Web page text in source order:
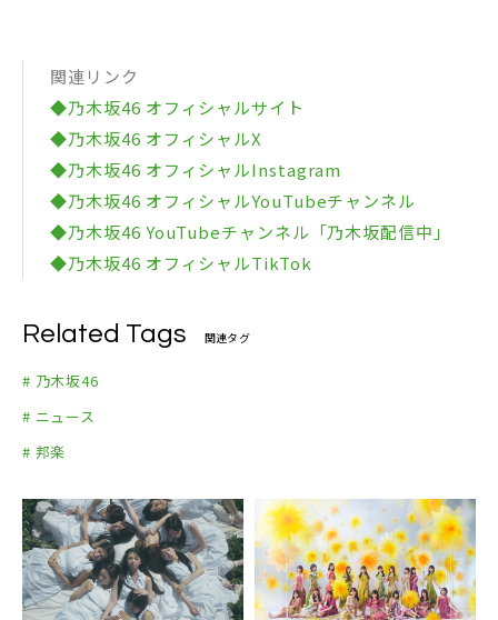
関連リンク
◆乃木坂46 オフィシャルサイト
◆乃木坂46 オフィシャルX
◆乃木坂46 オフィシャルInstagram
◆乃木坂46 オフィシャルYouTubeチャンネル
◆乃木坂46 YouTubeチャンネル「乃木坂配信中」
◆乃木坂46 オフィシャルTikTok
Related Tags 関連タグ
# 乃木坂46
# ニュース
# 邦楽